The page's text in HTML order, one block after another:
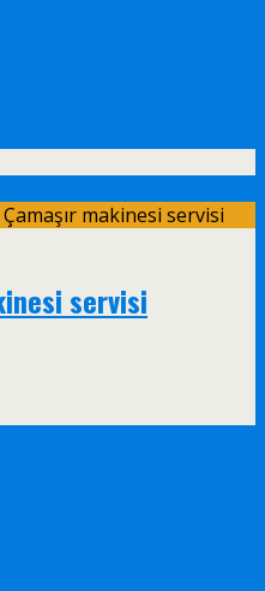
makinesi servisi
servisi